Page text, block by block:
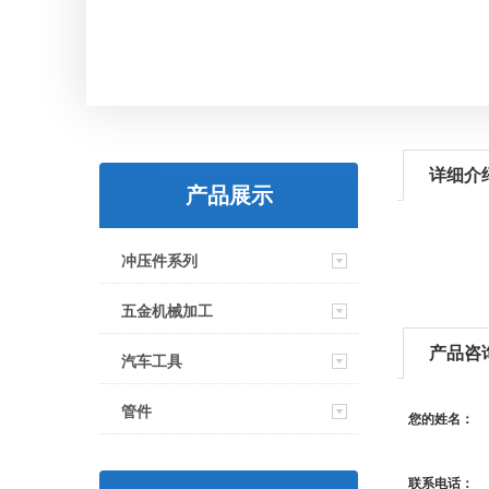
产品展示
冲压件系列
五金机械加工
汽车工具
管件
详细介
产品咨
您的姓名：
联系电话：